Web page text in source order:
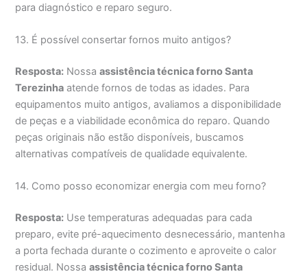
para diagnóstico e reparo seguro.
13. É possível consertar fornos muito antigos?
Resposta: Nossaassistência técnica forno Santa
Terezinha atende fornos de todas as idades. Para
equipamentos muito antigos, avaliamos a disponibilidade
de peças e a viabilidade econômica do reparo. Quando
peças originais não estão disponíveis, buscamos
alternativas compatíveis de qualidade equivalente.
14. Como posso economizar energia com meu forno?
Resposta: Use temperaturas adequadas para cada
preparo, evite pré-aquecimento desnecessário, mantenha
a porta fechada durante o cozimento e aproveite o calor
residual. Nossaassistência técnica forno Santa